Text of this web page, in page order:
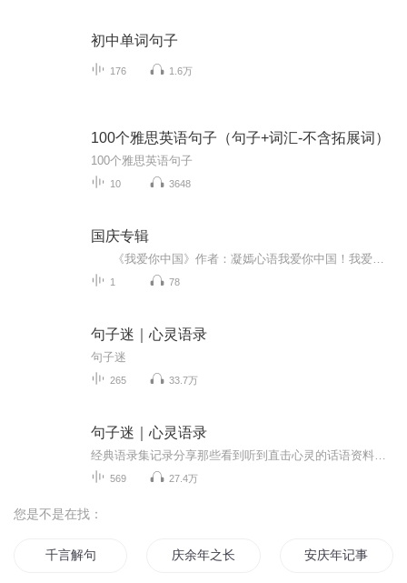
初中单词句子
176 1.6万
100个雅思英语句子（句子+词汇-不含拓展词）
100个雅思英语句子
10 3648
国庆专辑
1 78
句子迷｜心灵语录
句子迷
265 33.7万
句子迷｜心灵语录
569 27.4万
您是不是在找：
千言解句 庆余年之长歌行 安庆年记事